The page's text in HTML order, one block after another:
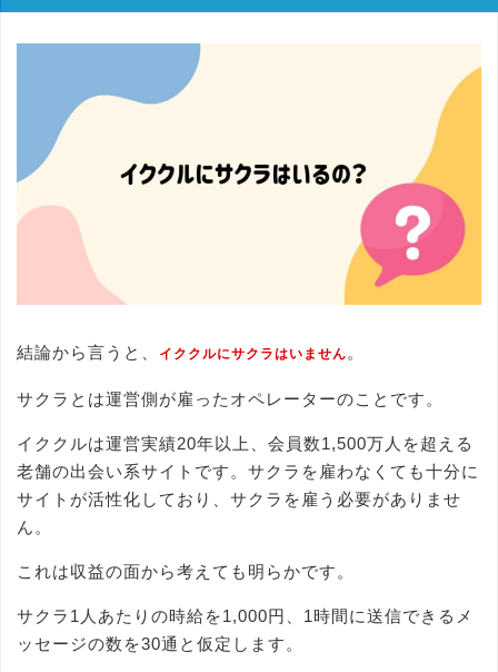
結論から言うと、 イククルにサクラはいません 。
サクラとは運営側が雇ったオペレーターのことです。
イククルは運営実績20年以上、会員数1,500万人を超える
老舗の出会い系サイトです。サクラを雇わなくても十分に
サイトが活性化しており、サクラを雇う必要がありませ
ん。
これは収益の面から考えても明らかです。
サクラ1人あたりの時給を1,000円、1時間に送信できるメ
ッセージの数を30通と仮定します。